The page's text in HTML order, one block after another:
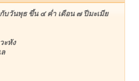
วันพุธ ขึ้น ๔ ค่ำ เดือน ๗ ปีมะเมีย
ะหัง